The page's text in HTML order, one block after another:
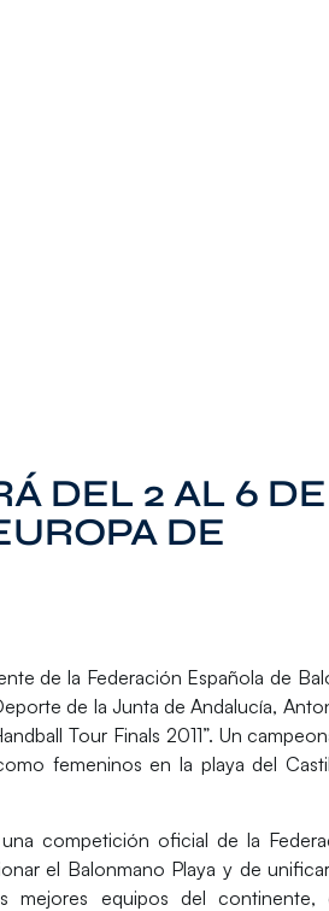
DEL 2 AL 6
DE
de la Federación Española de
de la Junta de Andalucía,
Tour Finals 2011”. Un
femeninos en la playa del
competición oficial de la
el Balonmano Playa y de
mejores equipos del continente,